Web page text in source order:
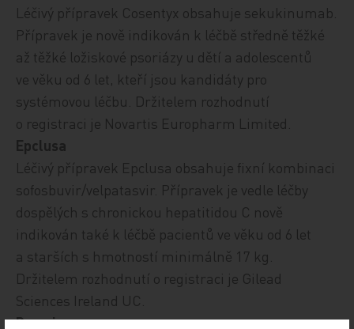
Léčivý přípravek Cosentyx obsahuje sekukinumab.
Přípravek je nově indikován k léčbě středně těžké
až těžké ložiskové psoriázy u dětí a adolescentů
ve věku od 6 let, kteří jsou kandidáty pro
systémovou léčbu. Držitelem rozhodnutí
o registraci je Novartis Europharm Limited.
Epclusa
Léčivý přípravek Epclusa obsahuje fixní kombinaci
sofosbuvir/velpatasvir. Přípravek je vedle léčby
dospělých s chronickou hepatitidou C nově
indikován také k léčbě pacientů ve věku od 6 let
a starších s hmotností minimálně 17 kg.
Držitelem rozhodnutí o registraci je Gilead
Sciences Ireland UC.
Remsima